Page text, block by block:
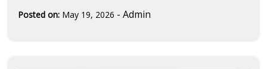
Posted on: May 19, 2026 - Admin